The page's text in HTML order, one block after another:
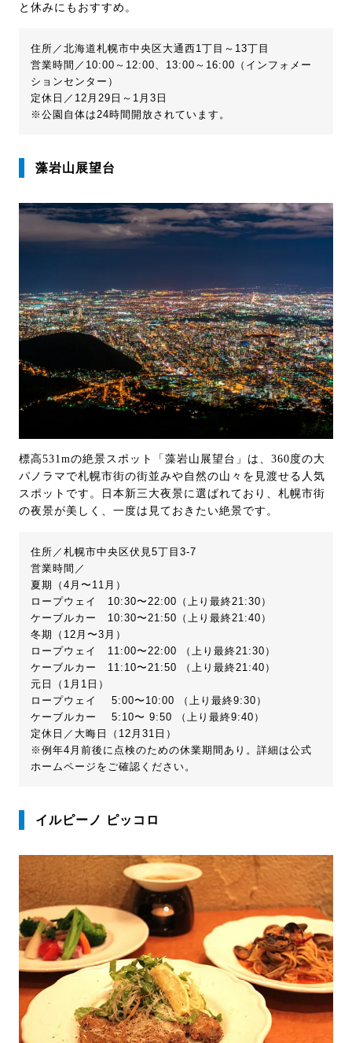
と休みにもおすすめ。
住所／北海道札幌市中央区大通西1丁目～13丁目
営業時間／10:00～12:00、13:00～16:00（インフォメー
ションセンター）
定休日／12月29日～1月3日
※公園自体は24時間開放されています。
藻岩山展望台
標高531mの絶景スポット「藻岩山展望台」は、360度の大
パノラマで札幌市街の街並みや自然の山々を見渡せる人気
スポットです。日本新三大夜景に選ばれており、札幌市街
の夜景が美しく、一度は見ておきたい絶景です。
住所／札幌市中央区伏見5丁目3-7
営業時間／
夏期（4月〜11月）
ロープウェイ 10:30〜22:00（上り最終21:30）
ケーブルカー 10:30〜21:50（上り最終21:40）
冬期（12月〜3月）
ロープウェイ 11:00〜22:00 （上り最終21:30）
ケーブルカー 11:10〜21:50 （上り最終21:40）
元日（1月1日）
ロープウェイ 5:00〜10:00 （上り最終9:30）
ケーブルカー 5:10〜 9:50 （上り最終9:40）
定休日／大晦日（12月31日）
※例年4月前後に点検のための休業期間あり。詳細は公式
ホームページをご確認ください。
イルピーノ ピッコロ